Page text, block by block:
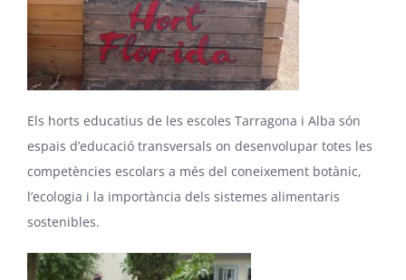
Els horts educatius de les escoles Tarragona i Alba són
espais d’educació transversals on desenvolupar totes les
competències escolars a més del coneixement botànic,
l’ecologia i la importància dels sistemes alimentaris
sostenibles.